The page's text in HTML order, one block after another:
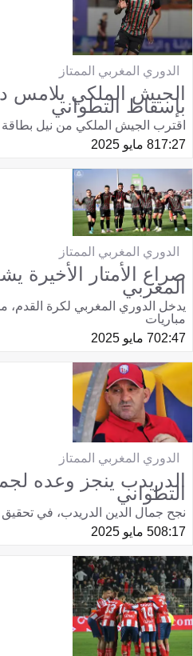
الدوري المغربي الممتاز
الجيش الملكي يلامس
بإسقاط التطواني
اقترب الجيش الملكي من نيل بطاقة
17:278 مايو 2025
الدوري المغربي الممتاز
صراع الأمتار الأخيرة
المغربي
يدخل الدوري المغربي لكرة القدم،
مباريات
02:477 مايو 2025
الدوري المغربي الممتاز
الدريدب ينجز وعده
التطواني
نجح جمال الدين الدريدب، في
08:175 مايو 2025